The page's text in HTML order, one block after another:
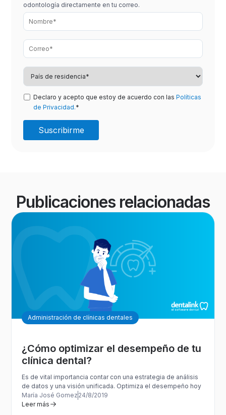
odontología directamente en tu correo.
Declaro y acepto que estoy de acuerdo con lasPolíticas
de Privacidad.*
Publicaciones relacionadas
Administración de clínicas dentales
¿Cómo optimizar el desempeño de tu
clínica dental?
Es de vital importancia contar con una estrategia de análisis
de datos y una visión unificada. Optimiza el desempeño hoy
María José Gomez 24/8/2019
Leer más